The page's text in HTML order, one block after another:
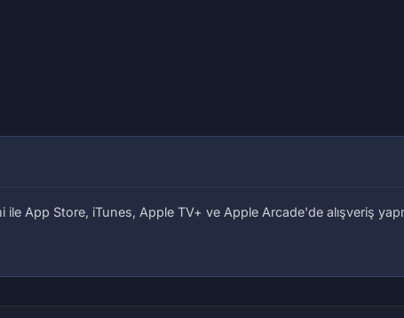
App Store, iTunes, Apple TV+ ve Apple Arcade'de alışveriş